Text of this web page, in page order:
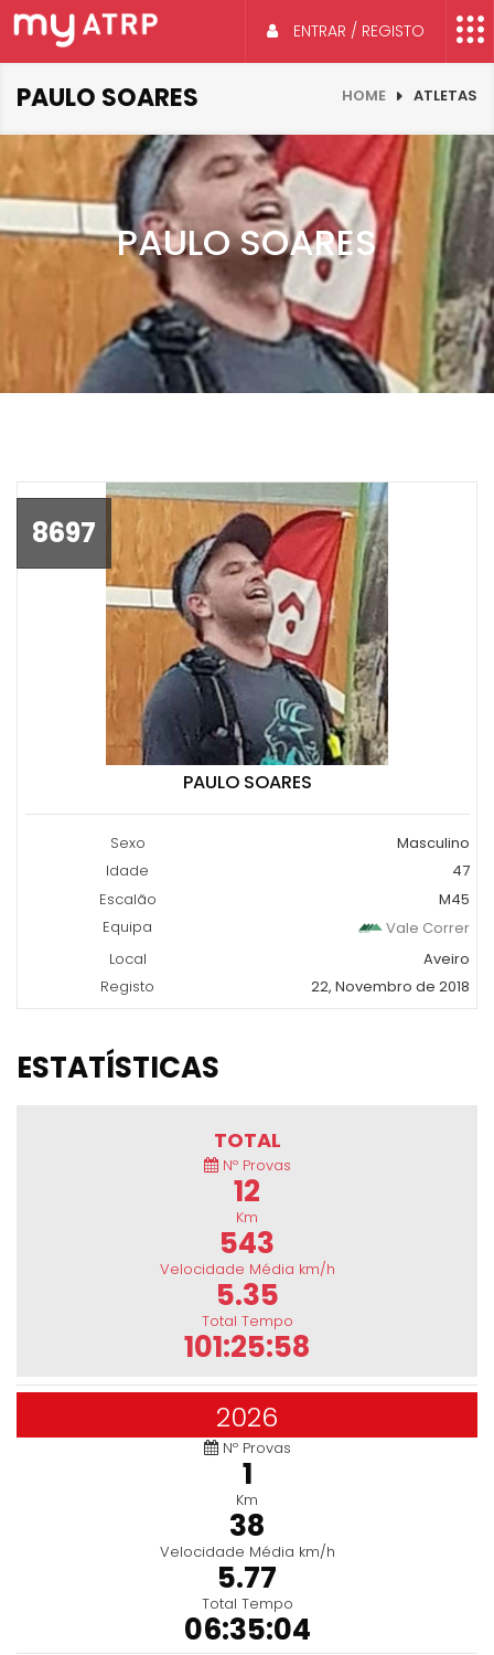
ENTRAR / REGISTO
PAULO SOARES HOME ATLETAS
PAULO SOARES
8697
PAULO SOARES
Sexo
Masculino
Idade
47
Escalão
M45
Equipa
Vale Correr
Local
Aveiro
Registo
22, Novembro de 2018
ESTATÍSTICAS
TOTAL
Nº Provas
12
Km
543
Velocidade Média km/h
5.35
Total Tempo
101:25:58
2026
Nº Provas
1
Km
38
Velocidade Média km/h
5.77
Total Tempo
06:35:04